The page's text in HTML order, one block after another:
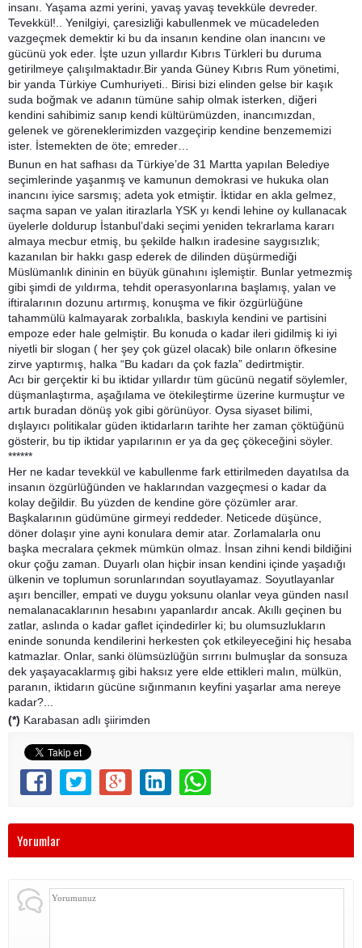
insanı. Yaşama azmi yerini, yavaş yavaş tevekküle devreder.
Tevekkül!.. Yenilgiyi, çaresizliği kabullenmek ve mücadeleden
vazgeçmek demektir ki bu da insanın kendine olan inancını ve
gücünü yok eder. İşte uzun yıllardır Kıbrıs Türkleri bu duruma
getirilmeye çalışılmaktadır.Bir yanda Güney Kıbrıs Rum yönetimi,
bir yanda Türkiye Cumhuriyeti.. Birisi bizi elinden gelse bir kaşık
suda boğmak ve adanın tümüne sahip olmak isterken, diğeri
kendini sahibimiz sanıp kendi kültürümüzden, inancımızdan,
gelenek ve göreneklerimizden vazgeçirip kendine benzememizi
ister. İstemekten de öte; emreder…
Bunun en hat safhası da Türkiye’de 31 Martta yapılan Belediye
seçimlerinde yaşanmış ve kamunun demokrasi ve hukuka olan
inancını iyice sarsmış; adeta yok etmiştir. İktidar en akla gelmez,
saçma sapan ve yalan itirazlarla YSK yı kendi lehine oy kullanacak
üyelerle doldurup İstanbul’daki seçimi yeniden tekrarlama kararı
almaya mecbur etmiş, bu şekilde halkın iradesine saygısızlık;
kazanılan bir hakkı gasp ederek de dilinden düşürmediği
Müslümanlık dininin en büyük günahını işlemiştir. Bunlar yetmezmiş
gibi şimdi de yıldırma, tehdit operasyonlarına başlamış, yalan ve
iftiralarının dozunu artırmış, konuşma ve fikir özgürlüğüne
tahammülü kalmayarak zorbalıkla, baskıyla kendini ve partisini
empoze eder hale gelmiştir. Bu konuda o kadar ileri gidilmiş ki iyi
niyetli bir slogan ( her şey çok güzel olacak) bile onların öfkesine
zirve yaptırmış, halka “Bu kadarı da çok fazla” dedirtmiştir.
Acı bir gerçektir ki bu iktidar yıllardır tüm gücünü negatif söylemler,
düşmanlaştırma, aşağılama ve ötekileştirme üzerine kurmuştur ve
artık buradan dönüş yok gibi görünüyor. Oysa siyaset bilimi,
dışlayıcı politikalar güden iktidarların tarihte her zaman çöktüğünü
gösterir, bu tip iktidar yapılarının er ya da geç çökeceğini söyler.
******
Her ne kadar tevekkül ve kabullenme fark ettirilmeden dayatılsa da
insanın özgürlüğünden ve haklarından vazgeçmesi o kadar da
kolay değildir. Bu yüzden de kendine göre çözümler arar.
Başkalarının güdümüne girmeyi reddeder. Neticede düşünce,
döner dolaşır yine ayni konulara demir atar. Zorlamalarla onu
başka mecralara çekmek mümkün olmaz. İnsan zihni kendi bildiğini
okur çoğu zaman. Duyarlı olan hiçbir insan kendini içinde yaşadığı
ülkenin ve toplumun sorunlarından soyutlayamaz. Soyutlayanlar
aşırı benciller, empati ve duygu yoksunu olanlar veya günden nasıl
nemalanacaklarının hesabını yapanlardır ancak. Akıllı geçinen bu
zatlar, aslında o kadar gaflet içindedirler ki; bu olumsuzlukların
eninde sonunda kendilerini herkesten çok etkileyeceğini hiç hesaba
katmazlar. Onlar, sanki ölümsüzlüğün sırrını bulmuşlar da sonsuza
dek yaşayacaklarmış gibi haksız yere elde ettikleri malın, mülkün,
paranın, iktidarın gücüne sığınmanın keyfini yaşarlar ama nereye
kadar?...
(*) Karabasan adlı şiirimden
Yorumlar